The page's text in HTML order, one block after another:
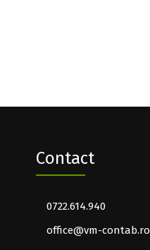
Contact
0722.614.940
office@vm-contab.ro